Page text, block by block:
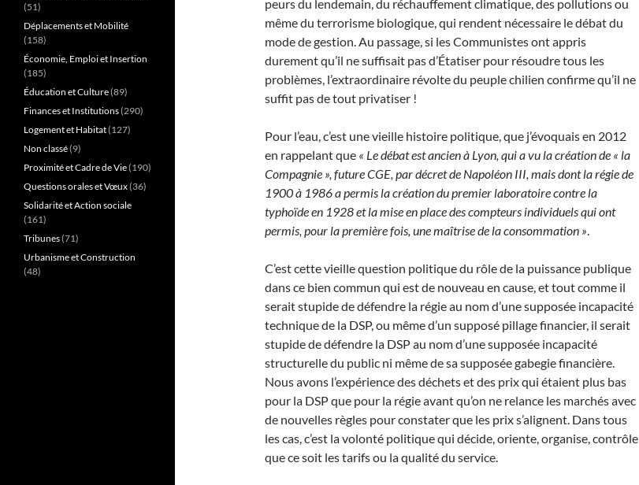
peurs du lendemain, du réchauffement climatique, des pollutions ou
même du terrorisme biologique, qui rendent nécessaire le débat du
mode de gestion. Au passage, si les Communistes ont appris
durement qu’il ne suffisait pas d’Étatiser pour résoudre tous les
problèmes, l’extraordinaire révolte du peuple chilien confirme qu’il ne
suffit pas de tout privatiser !
Pour l’eau, c’est une vieille histoire politique, que j’évoquais en 2012
en rappelant que « Le débat est ancien à Lyon, qui a vu la création de « la
Compagnie », future CGE, par décret de Napoléon III, mais dont la régie de
1900 à 1986 a permis la création du premier laboratoire contre la
typhoïde en 1928 et la mise en place des compteurs individuels qui ont
permis, pour la première fois, une maîtrise de la consommation ».
C’est cette vieille question politique du rôle de la puissance publique
dans ce bien commun qui est de nouveau en cause, et tout comme il
serait stupide de défendre la régie au nom d’une supposée incapacité
technique de la DSP, ou même d’un supposé pillage financier, il serait
stupide de défendre la DSP au nom d’une supposée incapacité
structurelle du public ni même de sa supposée gabegie financière.
Nous avons l’expérience des déchets et des prix qui étaient plus bas
pour la DSP que pour la régie avant qu’on ne relance les marchés avec
de nouvelles règles pour constater que les prix s’alignent. Dans tous
les cas, c’est la volonté politique qui décide, oriente, organise, contrôle
que ce soit les tarifs ou la qualité du service.
(51)
Déplacements et Mobilité
(158)
Économie, Emploi et Insertion
(185)
Éducation et Culture(89)
Finances et Institutions(290)
Logement et Habitat(127)
Non classé(9)
Proximité et Cadre de Vie(190)
Questions orales et Vœux(36)
Solidarité et Action sociale
(161)
Tribunes(71)
Urbanisme et Construction
(48)